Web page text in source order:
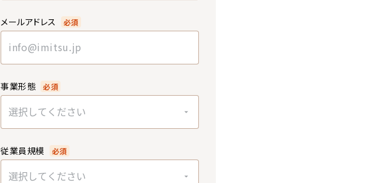
メールアドレス 必須
事業形態 必須
選択してください
従業員規模 必須
選択してください